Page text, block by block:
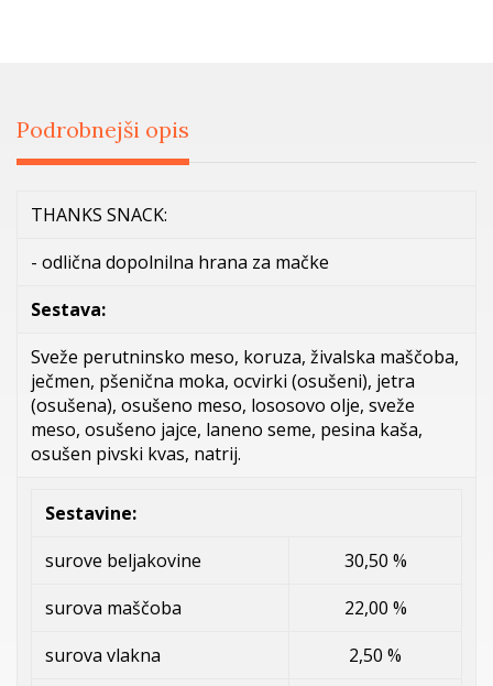
Podrobnejši opis
THANKS SNACK:
- odlična dopolnilna hrana za mačke
Sestava:
Sveže perutninsko meso, koruza, živalska maščoba,
ječmen, pšenična moka, ocvirki (osušeni), jetra
(osušena), osušeno meso, lososovo olje, sveže
meso, osušeno jajce, laneno seme, pesina kaša,
osušen pivski kvas, natrij.
Sestavine:
surove beljakovine
30,50 %
surova maščoba
22,00 %
surova vlakna
2,50 %